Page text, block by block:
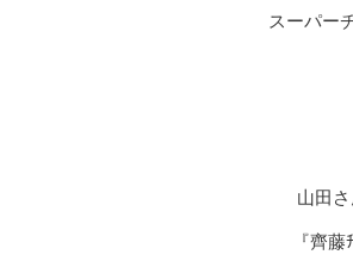
スーパー
山田
『齊